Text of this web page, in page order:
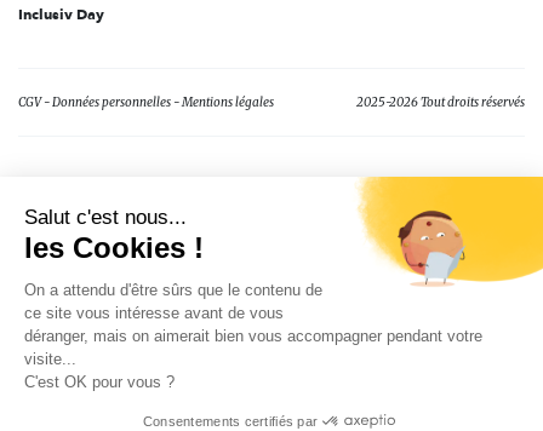
Inclusiv Day
CGV Données personnelles Mentions légales 2025-2026 Tout droits réservés
Salut c'est nous...
les Cookies !
On a attendu d'être sûrs que le contenu de
ce site vous intéresse avant de vous
déranger, mais on aimerait bien vous accompagner pendant votre
visite...
C'est OK pour vous ?
Consentements certifiés par